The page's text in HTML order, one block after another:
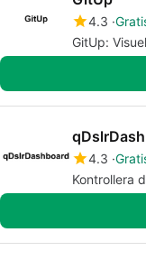
4.3
GitUp:
4.3
Kontrollera